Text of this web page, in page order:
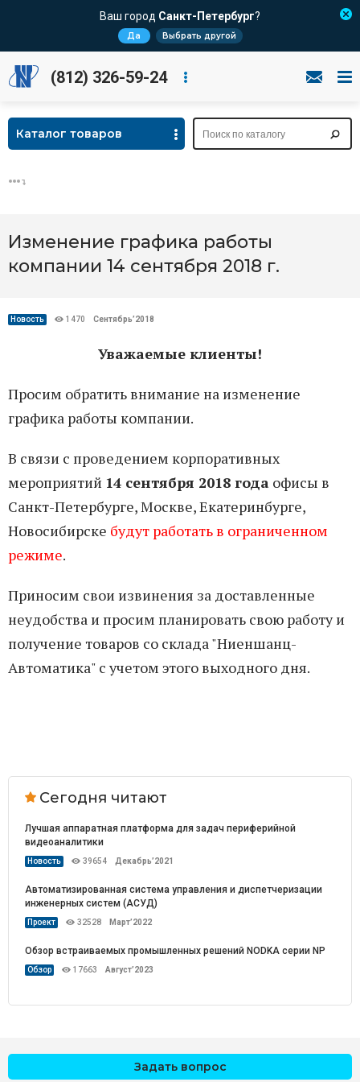
Ваш город Санкт-Петербург?
Да Выбрать другой
(812) 326-59-24
Каталог товаров
Изменение графика работы
компании 14 сентября 2018 г.
Новость 1470 Сентябрь’2018
Уважаемые клиенты!
Просим обратить внимание на изменение
графика работы компании.
В связи с проведением корпоративных
мероприятий 14 сентября 2018 года офисы в
Санкт-Петербурге, Москве, Екатеринбурге,
Новосибирске будут работать в ограниченном
режиме.
Приносим свои извинения за доставленные
неудобства и просим планировать свою работу и
получение товаров со склада "Ниеншанц-
Автоматика" с учетом этого выходного дня.
Сегодня читают
Лучшая аппаратная платформа для задач периферийной
видеоаналитики
Новость 39654 Декабрь’2021
Автоматизированная система управления и диспетчеризации
инженерных систем (АСУД)
Проект 32528 Март’2022
Обзор встраиваемых промышленных решений NODKA серии NP
Обзор 17663 Август’2023
Задать вопрос